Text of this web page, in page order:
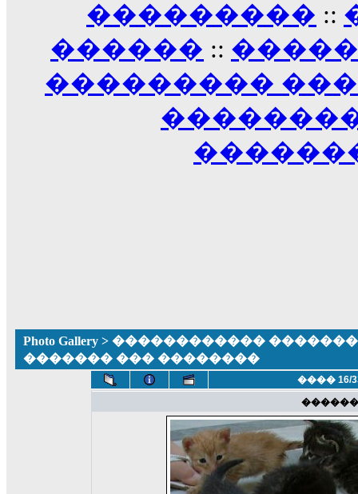
��������� ::
������ ::
���������
Photo Gallery > ������������ ��������
������� ��� ��������
���� 16/
������